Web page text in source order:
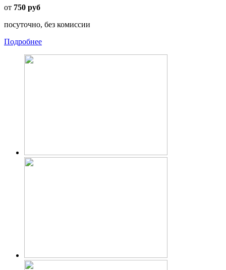
от 750 руб
посуточно, без комиссии
Подробнее